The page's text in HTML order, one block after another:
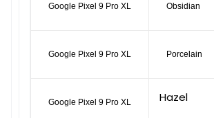
Google Pixel 9 Pro XL Obsidian
Google Pixel 9 Pro XL Porcelain
Google Pixel 9 Pro XL Hazel